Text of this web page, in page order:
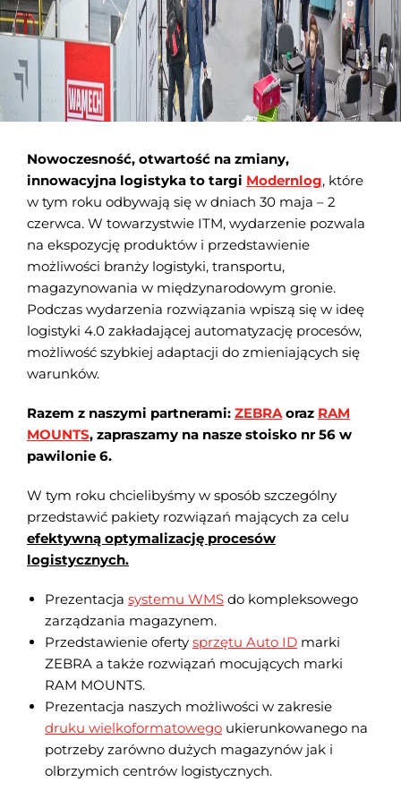
Nowoczesność, otwartość na zmiany,
innowacyjna logistyka to targi Modernlog, które
w tym roku odbywają się w dniach 30 maja – 2
czerwca. W towarzystwie ITM, wydarzenie pozwala
na ekspozycję produktów i przedstawienie
możliwości branży logistyki, transportu,
magazynowania w międzynarodowym gronie.
Podczas wydarzenia rozwiązania wpiszą się w ideę
logistyki 4.0 zakładającej automatyzację procesów,
możliwość szybkiej adaptacji do zmieniających się
warunków.
Razem z naszymi partnerami: ZEBRAoraz RAM
MOUNTS, zapraszamy na nasze stoisko nr 56 w
pawilonie 6.
W tym roku chcielibyśmy w sposób szczególny
przedstawić pakiety rozwiązań mających za celu
efektywną optymalizację procesów
logistycznych.
Prezentacja systemu WMS do kompleksowego
zarządzania magazynem.
Przedstawienie oferty sprzętu Auto ID marki
ZEBRA a także rozwiązań mocujących marki
RAM MOUNTS.
Prezentacja naszych możliwości w zakresie
druku wielkoformatowego ukierunkowanego na
potrzeby zarówno dużych magazynów jak i
olbrzymich centrów logistycznych.